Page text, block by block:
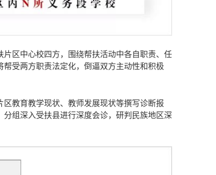
区中心校四方，围绕帮扶活动中各自职责、任
受两方职责法定化，倒逼双方主动性和积极
教育教学现状、教师发展现状等撰写诊断报
组深入受扶县进行深度会诊，研判民族地区深